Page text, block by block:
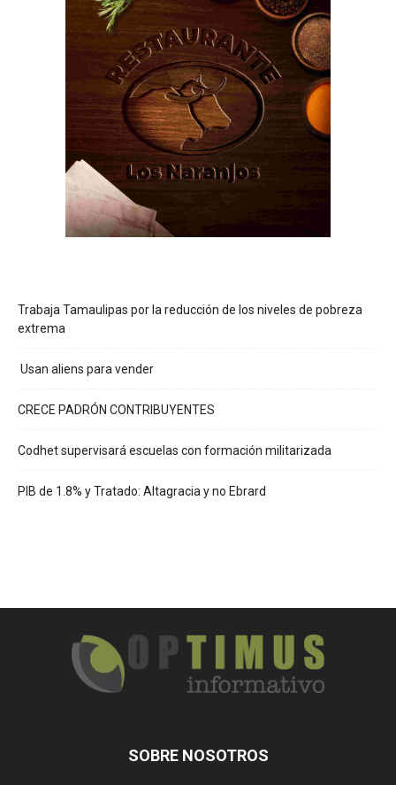
Trabaja Tamaulipas por la reducción de los niveles de pobreza
extrema
Usan aliens para vender
CRECE PADRÓN CONTRIBUYENTES
Codhet supervisará escuelas con formación militarizada
PIB de 1.8% y Tratado: Altagracia y no Ebrard
SOBRE NOSOTROS